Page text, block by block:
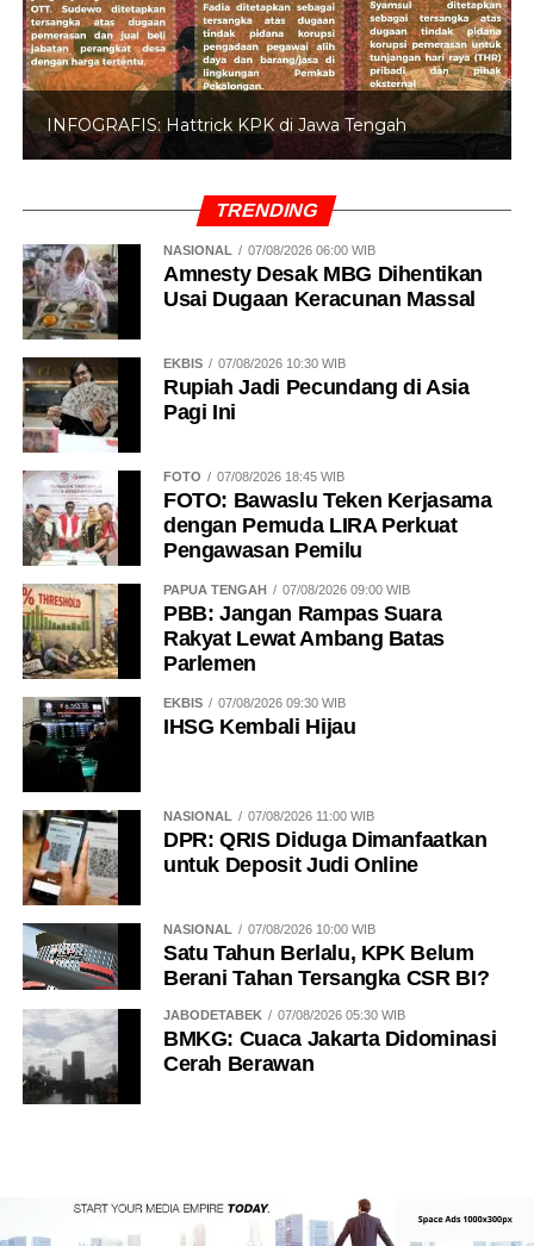
INFOGRAFIS: Hattrick KPK di Jawa Tengah
TRENDING
NASIONAL 07/08/2026 06:00 WIB
Amnesty Desak MBG Dihentikan
Usai Dugaan Keracunan Massal
EKBIS 07/08/2026 10:30 WIB
Rupiah Jadi Pecundang di Asia
Pagi Ini
FOTO 07/08/2026 18:45 WIB
FOTO: Bawaslu Teken Kerjasama
dengan Pemuda LIRA Perkuat
Pengawasan Pemilu
PAPUA TENGAH 07/08/2026 09:00 WIB
PBB: Jangan Rampas Suara
Rakyat Lewat Ambang Batas
Parlemen
EKBIS 07/08/2026 09:30 WIB
IHSG Kembali Hijau
NASIONAL 07/08/2026 11:00 WIB
DPR: QRIS Diduga Dimanfaatkan
untuk Deposit Judi Online
NASIONAL 07/08/2026 10:00 WIB
Satu Tahun Berlalu, KPK Belum
Berani Tahan Tersangka CSR BI?
JABODETABEK 07/08/2026 05:30 WIB
BMKG: Cuaca Jakarta Didominasi
Cerah Berawan